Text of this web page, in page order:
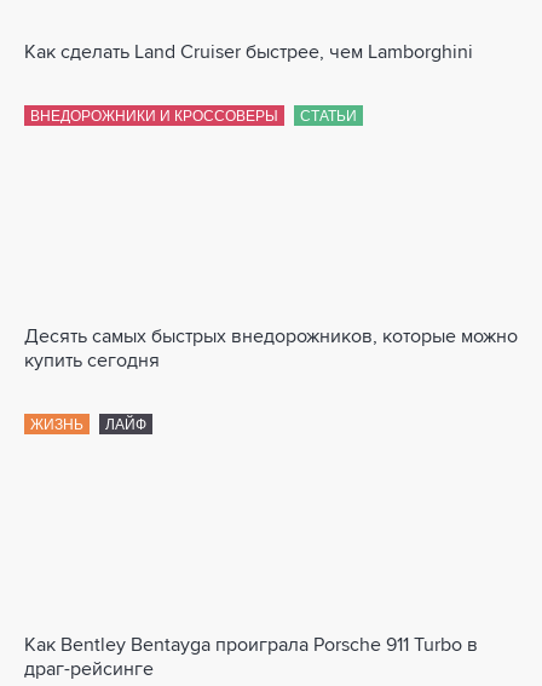
Как сделать Land Cruiser быстрее, чем Lamborghini
ВНЕДОРОЖНИКИ И КРОССОВЕРЫ СТАТЬИ
Десять самых быстрых внедорожников, которые можно
купить сегодня
ЖИЗНЬ ЛАЙФ
Как Bentley Bentayga проиграла Porsche 911 Turbo в
драг-рейсинге